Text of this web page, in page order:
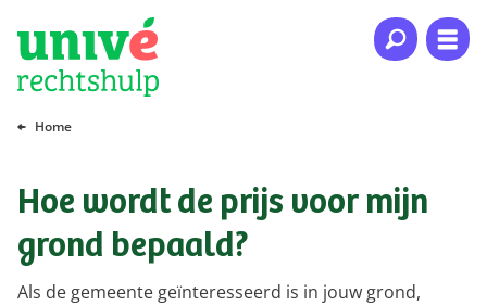
Naar hoofdinhoud
Naar hoofdnavigatie
Naar footer
Home
Hoe wordt de prijs voor mijn
grond bepaald?
Als de gemeente geïnteresseerd is in jouw grond,